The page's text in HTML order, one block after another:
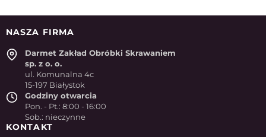
NASZA FIRMA
Darmet Zakład Obróbki Skrawaniem
sp. z o. o.
ul. Komunalna 4c
15-197 Białystok
Godziny otwarcia
Pon. - Pt.: 8:00 - 16:00
Sob.: nieczynne
KONTAKT